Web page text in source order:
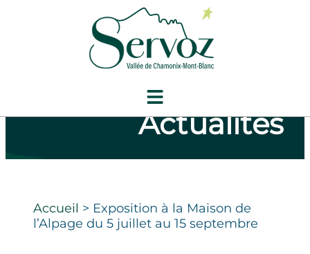
Actualités
Accueil > Exposition à la Maison de
l’Alpage du 5 juillet au 15 septembre